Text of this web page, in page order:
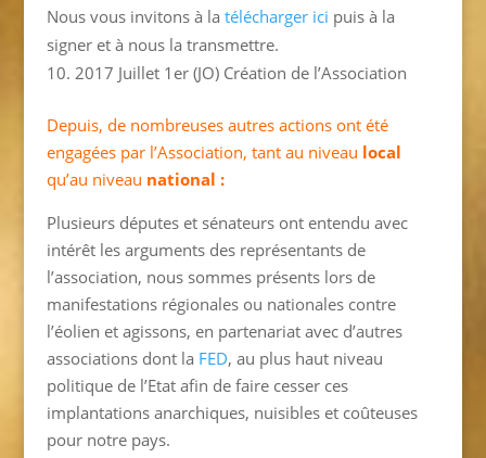
Nous vous invitons à la télécharger ici puis à la
signer et à nous la transmettre.
2017 Juillet 1er (JO) Création de l’Association
Depuis, de nombreuses autres actions ont été
engagées par l’Association, tant au niveau local
qu’au niveau national :
Plusieurs députes et sénateurs ont entendu avec
intérêt les arguments des représentants de
l’association, nous sommes présents lors de
manifestations régionales ou nationales contre
l’éolien et agissons, en partenariat avec d’autres
associations dont la FED, au plus haut niveau
politique de l’Etat afin de faire cesser ces
implantations anarchiques, nuisibles et coûteuses
pour notre pays.